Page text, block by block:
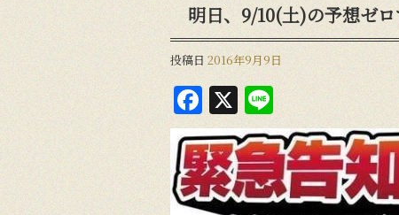
明日、9/10(土)の予想ゼロ
投稿日 2016年9月9日
F
a
c
e
X
n
e